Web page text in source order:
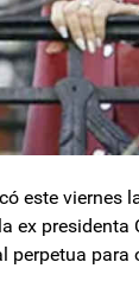
este viernes
ex presidenta
perpetua para